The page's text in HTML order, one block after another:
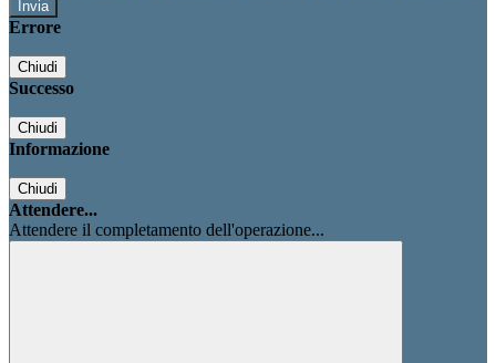
Errore
Chiudi
Successo
Chiudi
Informazione
Chiudi
Attendere...
Attendere il completamento dell'operazione...